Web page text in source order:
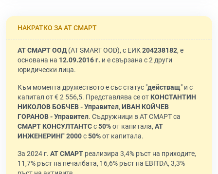
НАКРАТКО ЗА АТ СМАРТ
АТ СМАРТ ООД(AT SMART OOD), с ЕИК204238182, е
основана на 12.09.2016 г. и е свързана с 2 други
юридически лица.
Към момента дружеството е със статус "действащ" и с
капитал от € 2 556,5. Представлява се от КОНСТАНТИН
НИКОЛОВ БОБЧЕВ - Управител, ИВАН КОЙЧЕВ
ГОРАНОВ - Управител. Съдружници в АТ СМАРТ са
СМАРТ КОНСУЛТАНТСс50%от капитала, АТ
ИНЖЕНЕРИНГ 2000с50%от капитала.
За 2024 г. АТ СМАРТ реализира 3,4% ръст на приходите,
11,7% ръст на печалбата, 16,6% ръст на EBITDA, 3,3%